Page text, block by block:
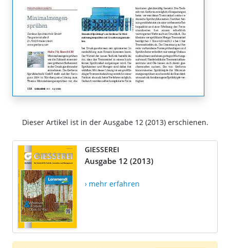
Dieser Artikel ist in der Ausgabe 12 (2013) erschienen.
GIESSEREI
Ausgabe 12 (2013)
› mehr erfahren